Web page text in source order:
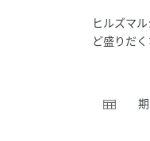
ヒルズマ
ど盛りだ